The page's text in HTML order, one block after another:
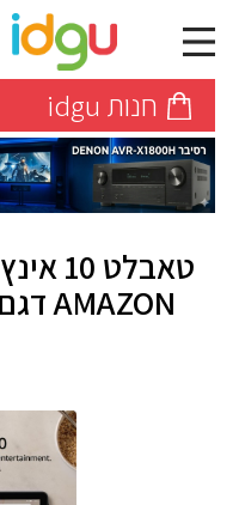
חנות idgu
AMAZON דגם FIRE HD10 64GB